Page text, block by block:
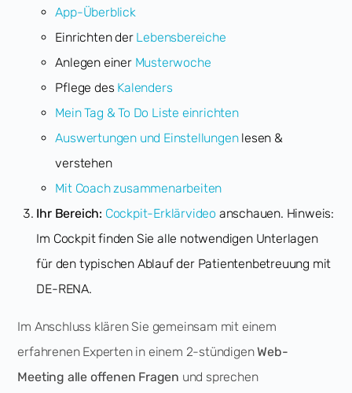
App-Überblick
Einrichten der Lebensbereiche
Anlegen einer Musterwoche
Pflege des Kalenders
Mein Tag & To Do Liste einrichten
Auswertungen und Einstellungenlesen &
verstehen
Mit Coach zusammenarbeiten
Ihr Bereich: Cockpit-Erklärvideo anschauen. Hinweis:
Im Cockpit finden Sie alle notwendigen Unterlagen
für den typischen Ablauf der Patientenbetreuung mit
DE-RENA.
Im Anschluss klären Sie gemeinsam mit einem
erfahrenen Experten in einem 2-stündigenWeb-
Meeting alle offenen Fragen und sprechen